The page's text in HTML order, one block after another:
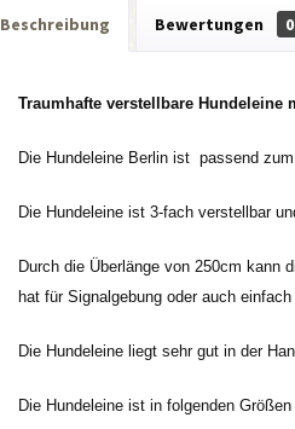
Beschreibung Bewertungen 0
Traumhafte verstellbare Hundeleine
Die Hundeleine Berlin ist passend
Die Hundeleine ist 3-fach verstellbar
Durch die Überlänge von 250cm kann
hat für Signalgebung oder auch
Die Hundeleine liegt sehr gut in der
Die Hundeleine ist in folgenden